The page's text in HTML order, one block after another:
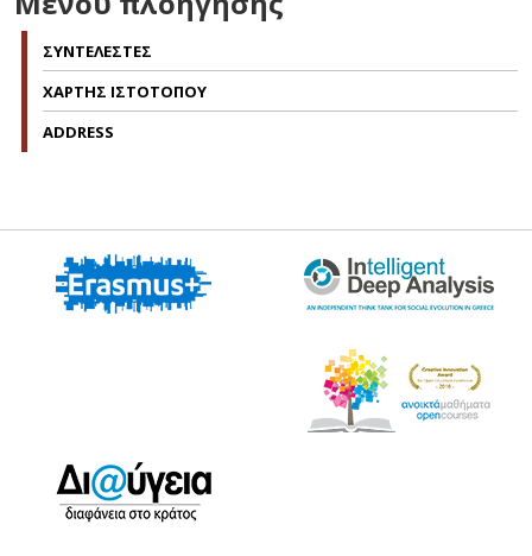
ΣΥΝΤΕΛΕΣΤΕΣ
ΧΑΡΤΗΣ ΙΣΤΟΤΟΠΟΥ
ADDRESS